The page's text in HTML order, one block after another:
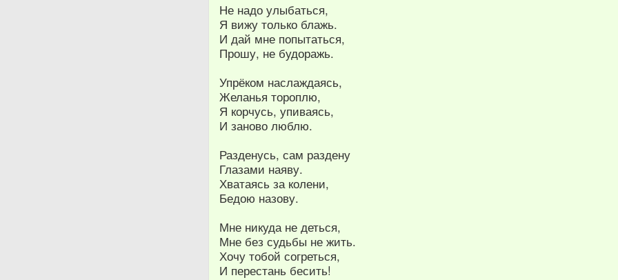
Не надо улыбаться,
Я вижу только блажь.
И дай мне попытаться,
Прошу, не будоражь.
Упрёком наслаждаясь,
Желанья тороплю,
Я корчусь, упиваясь,
И заново люблю.
Разденусь, сам раздену
Глазами наяву.
Хватаясь за колени,
Бедою назову.
Мне никуда не деться,
Мне без судьбы не жить.
Хочу тобой согреться,
И перестань бесить!